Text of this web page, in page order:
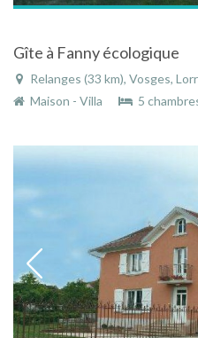
Gîte à Fanny écologique
Relanges (33 km), Vosges,
Maison - Villa
5